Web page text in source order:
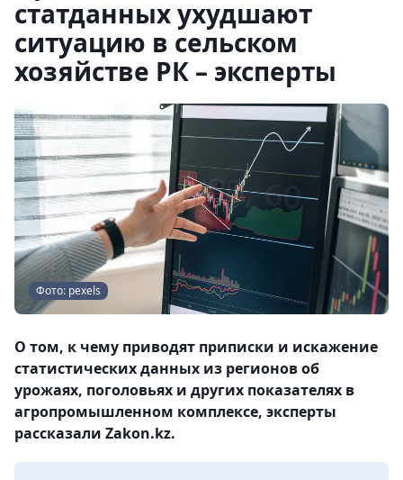
статданных ухудшают
ситуацию в сельском
хозяйстве РК – эксперты
Фото: pexels
О том, к чему приводят приписки и искажение
статистических данных из регионов об
урожаях, поголовьях и других показателях в
агропромышленном комплексе, эксперты
рассказали Zakon.kz.